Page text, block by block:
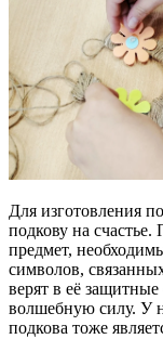
Для изготовления
подкову на счастье.
предмет,
символов,
верят в её
волшебную силу. У
подкова тоже